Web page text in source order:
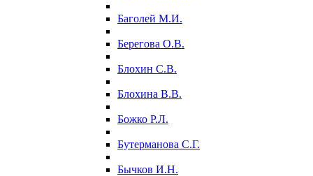
Баголей М.И.
Берегова О.В.
Блохин С.В.
Блохина В.В.
Божко Р.Л.
Бутерманова С.Г.
Бычков И.Н.